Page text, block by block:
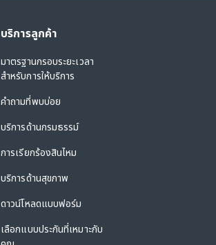
บริการลูกค้า
มาตรฐานกรอบระยะเวลา
สำหรับการให้บริการ
คำถามที่พบบ่อย
บริการด้านกรมธรรม์
การเรียกร้องสินไหม
บริการด้านสุขภาพ
ดาวน์โหลดแบบฟอร์ม
เลือกแบบประกันที่เหมาะกับ